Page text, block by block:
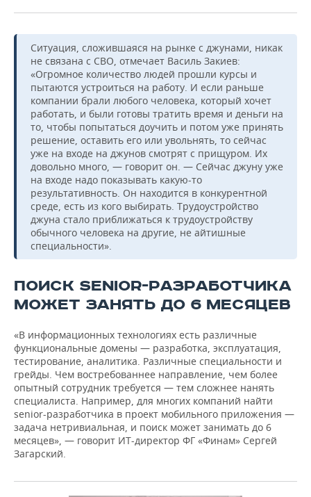
Ситуация, сложившаяся на рынке с джунами, никак
не связана с СВО, отмечает Василь Закиев:
«Огромное количество людей прошли курсы и
пытаются устроиться на работу. И если раньше
компании брали любого человека, который хочет
работать, и были готовы тратить время и деньги на
то, чтобы попытаться доучить и потом уже принять
решение, оставить его или увольнять, то сейчас
уже на входе на джунов смотрят с прищуром. Их
довольно много, — говорит он. — Сейчас джуну уже
на входе надо показывать какую-то
результативность. Он находится в конкурентной
среде, есть из кого выбирать. Трудоустройство
джуна стало приближаться к трудоустройству
обычного человека на другие, не айтишные
специальности».
ПОИСК SENIOR-РАЗРАБОТЧИКА
МОЖЕТ ЗАНЯТЬ ДО 6 МЕСЯЦЕВ
«В информационных технологиях есть различные
функциональные домены — разработка, эксплуатация,
тестирование, аналитика. Различные специальности и
грейды. Чем востребованнее направление, чем более
опытный сотрудник требуется — тем сложнее нанять
специалиста. Например, для многих компаний найти
senior-разработчика в проект мобильного приложения —
задача нетривиальная, и поиск может занимать до 6
месяцев», — говорит ИТ-директор ФГ «Финам» Сергей
Загарский.